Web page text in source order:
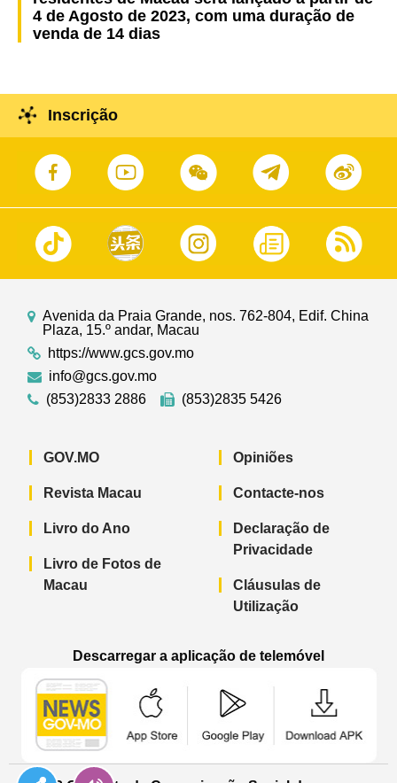
4 de Agosto de 2023, com uma duração de
venda de 14 dias
Inscrição
Avenida da Praia Grande, nos. 762-804, Edif. China
Plaza, 15.º andar, Macau
https://www.gcs.gov.mo
info@gcs.gov.mo
(853)2833 2886
(853)2835 5426
GOV.MO
Revista Macau
Livro do Ano
Livro de Fotos de
Macau
Opiniões
Contacte-nos
Declaração de
Privacidade
Cláusulas de
Utilização
Descarregar a aplicação de telemóvel